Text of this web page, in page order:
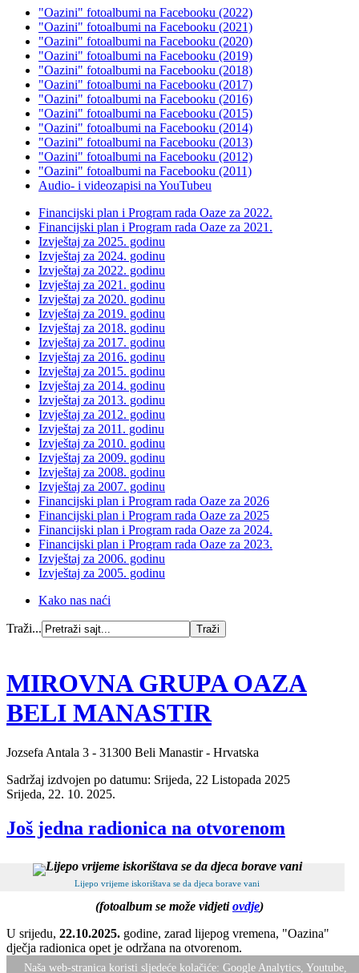
"Oazini" fotoalbumi na Facebooku (2022)
"Oazini" fotoalbumi na Facebooku (2021)
"Oazini" fotoalbumi na Facebooku (2020)
"Oazini" fotoalbumi na Facebooku (2019)
"Oazini" fotoalbumi na Facebooku (2018)
"Oazini" fotoalbumi na Facebooku (2017)
"Oazini" fotoalbumi na Facebooku (2016)
"Oazini" fotoalbumi na Facebooku (2015)
"Oazini" fotoalbumi na Facebooku (2014)
"Oazini" fotoalbumi na Facebooku (2013)
"Oazini" fotoalbumi na Facebooku (2012)
"Oazini" fotoalbumi na Facebooku (2011)
Audio- i videozapisi na YouTubeu
Financijski plan i Program rada Oaze za 2022.
Financijski plan i Program rada Oaze za 2021.
Izvještaj za 2025. godinu
Izvještaj za 2024. godinu
Izvještaj za 2022. godinu
Izvještaj za 2021. godinu
Izvještaj za 2020. godinu
Izvještaj za 2019. godinu
Izvještaj za 2018. godinu
Izvještaj za 2017. godinu
Izvještaj za 2016. godinu
Izvještaj za 2015. godinu
Izvještaj za 2014. godinu
Izvještaj za 2013. godinu
Izvještaj za 2012. godinu
Izvještaj za 2011. godinu
Izvještaj za 2010. godinu
Izvještaj za 2009. godinu
Izvještaj za 2008. godinu
Izvještaj za 2007. godinu
Financijski plan i Program rada Oaze za 2026
Financijski plan i Program rada Oaze za 2025
Financijski plan i Program rada Oaze za 2024.
Financijski plan i Program rada Oaze za 2023.
Izvještaj za 2006. godinu
Izvještaj za 2005. godinu
Kako nas naći
Traži...
MIROVNA GRUPA OAZA
BELI MANASTIR
Jozsefa Antala 3 - 31300 Beli Manastir - Hrvatska
Sadržaj izdvojen po datumu: Srijeda, 22 Listopada 2025
Srijeda, 22. 10. 2025.
Još jedna radionica na otvorenom
Lijepo vrijeme iskorištava se da djeca borave vani
(fotoalbum se može vidjetiovdje)
U srijedu, 22.10.2025. godine, zarad lijepog vremena, "Oazina"
dječja radionica opet je održana na otvorenom.
Naša web-stranica koristi sljedeće kolačiće: Google Analytics, Youtube,